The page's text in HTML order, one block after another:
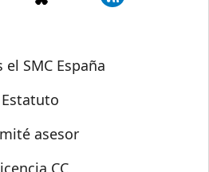
el SMC España
Estatuto
asesor
CC